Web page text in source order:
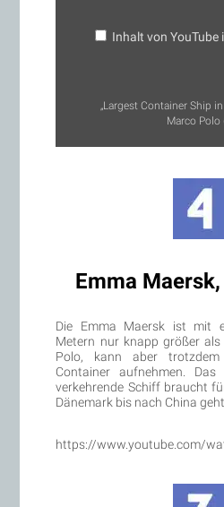
anzeigen
Inhalt von YouTube
„Largest Container Ship
Marco Polo
Emma
Die Emma Maersk ist mit
Metern nur knapp größer
Polo, kann aber
Container aufnehmen.
verkehrende Schiff braucht
Dänemark bis nach China
https://www.youtube.com/